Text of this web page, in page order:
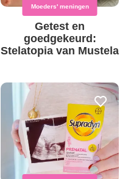
Moeders' meningen
Getest en
goedgekeurd:
Stelatopia van Mustela